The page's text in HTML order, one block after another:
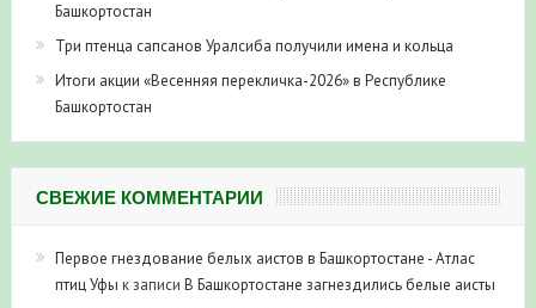
Башкортостан
Три птенца сапсанов Уралсиба получили имена и кольца
Итоги акции «Весенняя перекличка-2026» в Республике
Башкортостан
СВЕЖИЕ КОММЕНТАРИИ
Первое гнездование белых аистов в Башкортостане - Атлас
птиц Уфы к записи В Башкортостане загнездились белые аисты